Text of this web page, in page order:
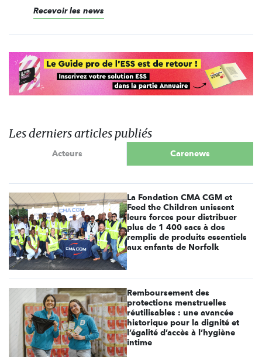
Recevoir les news
Les derniers articles publiés
Acteurs Carenews
La Fondation CMA CGM et
Feed the Children unissent
leurs forces pour distribuer
plus de 1 400 sacs à dos
remplis de produits essentiels
aux enfants de Norfolk
Remboursement des
protections menstruelles
réutilisables : une avancée
historique pour la dignité et
l’égalité d’accès à l’hygiène
intime